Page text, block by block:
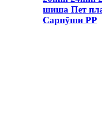
шиша Пет
Сарпӯши PP